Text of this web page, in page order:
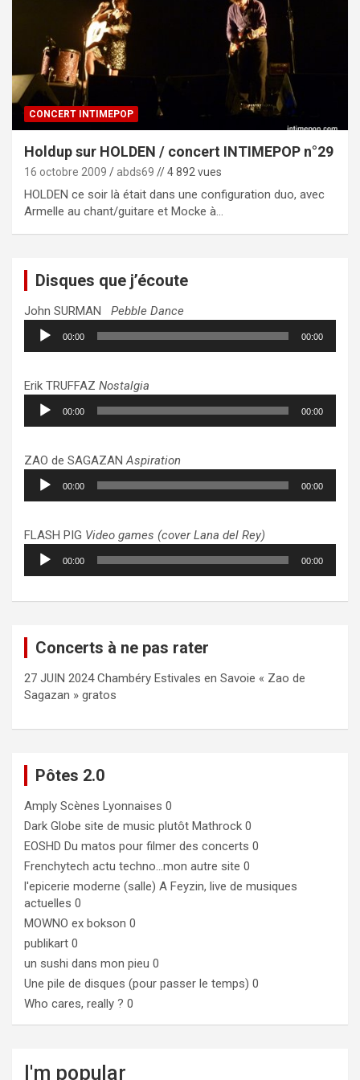
CONCERT INTIMEPOP
Holdup sur HOLDEN / concert INTIMEPOP n°29
16 octobre 2009 abds69 // 4 892 vues
HOLDEN ce soir là était dans une configuration duo, avec
Armelle au chant/guitare et Mocke à…
Disques que j’écoute
John SURMAN Pebble Dance
Lecteur
audio
00:00 00:00
Erik TRUFFAZ Nostalgia
Lecteur
audio
00:00 00:00
ZAO de SAGAZANAspiration
Lecteur
audio
00:00 00:00
FLASH PIG Video games (cover Lana del Rey)
Lecteur
audio
00:00 00:00
Concerts à ne pas rater
27 JUIN 2024 Chambéry Estivales en Savoie « Zao de
Sagazan » gratos
Pôtes 2.0
Amply Scènes Lyonnaises 0
Dark Globe site de music plutôt Mathrock 0
EOSHD Du matos pour filmer des concerts 0
Frenchytech actu techno…mon autre site 0
l'epicerie moderne (salle) A Feyzin, live de musiques
actuelles 0
MOWNO ex bokson 0
publikart 0
un sushi dans mon pieu 0
Une pile de disques (pour passer le temps) 0
Who cares, really ? 0
I'm popular